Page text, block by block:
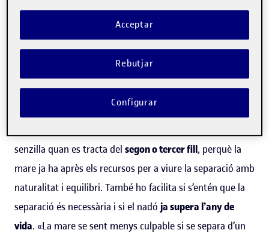
, psicòloga al centre GRAT i professora
col·laboradora de la UOC. Però quan la mare accepta que
el nadó i ella estaran bé separats, «comença a gaudir» de
recuperar la seva vida professional i de dona, diuMireia
, psicòloga i professora col·laboradora de la UOC.
senzilla quan es tracta del segon o tercer fill, perquè la
mare ja ha après els recursos per a viure la separació amb
naturalitat i equilibri. També ho facilita si s’entén que la
separació és necessària i si el nadó ja supera l’any de
vida. «La mare se sent menys culpable si se separa d’un
Rebutjar
Acceptar
Configurar